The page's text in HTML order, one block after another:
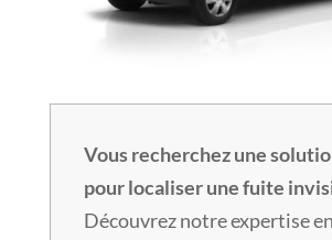
Vous recherchez une
pour localiser une fuite
Découvrez notre expertise en